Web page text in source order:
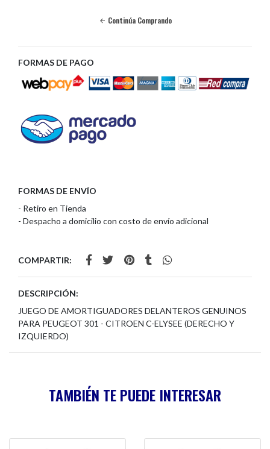
Continúa Comprando
FORMAS DE PAGO
FORMAS DE ENVÍO
- Retiro en Tienda
- Despacho a domicilio con costo de envío adicional
COMPARTIR:
DESCRIPCIÓN:
JUEGO DE AMORTIGUADORES DELANTEROS GENUINOS
PARA PEUGEOT 301 - CITROEN C-ELYSEE (DERECHO Y
IZQUIERDO)
TAMBIÉN TE PUEDE INTERESAR